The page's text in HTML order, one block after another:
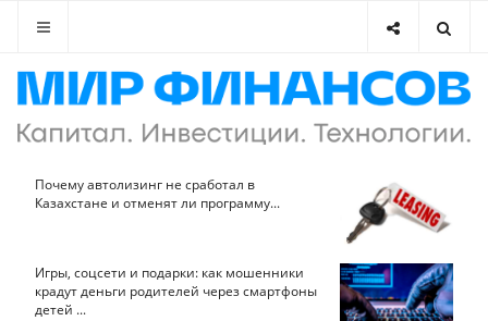
Почему автолизинг не сработал в
Казахстане и отменят ли программу...
Игры, соцсети и подарки: как мошенники
крадут деньги родителей через смартфоны
детей ...